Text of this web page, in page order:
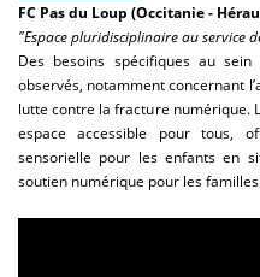
FC Pas du Loup (Occitanie -
"Espace pluridisciplinaire au service
Des besoins spécifiques au
observés, notamment concernant
lutte contre la fracture numérique.
espace accessible pour tous,
sensorielle pour les enfants en
soutien numérique pour les